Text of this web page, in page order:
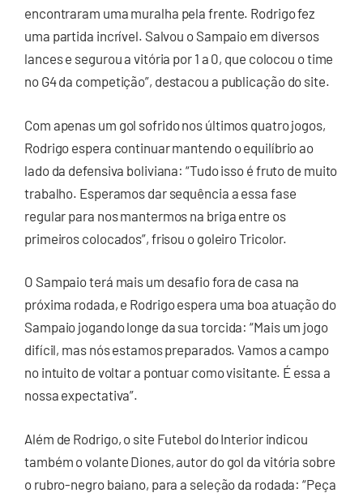
encontraram uma muralha pela frente. Rodrigo fez
uma partida incrível. Salvou o Sampaio em diversos
lances e segurou a vitória por 1 a 0, que colocou o time
no G4 da competição”, destacou a publicação do site.
Com apenas um gol sofrido nos últimos quatro jogos,
Rodrigo espera continuar mantendo o equilíbrio ao
lado da defensiva boliviana: “Tudo isso é fruto de muito
trabalho. Esperamos dar sequência a essa fase
regular para nos mantermos na briga entre os
primeiros colocados”, frisou o goleiro Tricolor.
O Sampaio terá mais um desafio fora de casa na
próxima rodada, e Rodrigo espera uma boa atuação do
Sampaio jogando longe da sua torcida: “Mais um jogo
difícil, mas nós estamos preparados. Vamos a campo
no intuito de voltar a pontuar como visitante. É essa a
nossa expectativa”.
Além de Rodrigo, o site Futebol do Interior indicou
também o volante Diones, autor do gol da vitória sobre
o rubro-negro baiano, para a seleção da rodada: “Peça